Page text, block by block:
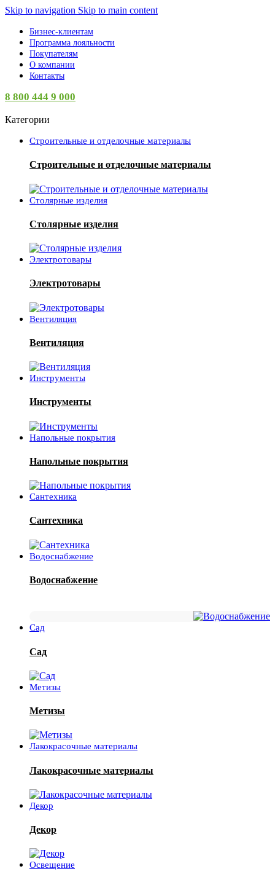
Skip to navigation Skip to main content
Бизнес-клиентам
Программа лояльности
Покупателям
О компании
Контакты
8 800 444 9 000
Категории
Строительные и отделочные материалы
Строительные и отделочные материалы
Столярные изделия
Столярные изделия
Электротовары
Электротовары
Вентиляция
Вентиляция
Инструменты
Инструменты
Напольные покрытия
Напольные покрытия
Сантехника
Сантехника
Водоснабжение
Водоснабжение
Сад
Сад
Метизы
Метизы
Лакокрасочные материалы
Лакокрасочные материалы
Декор
Декор
Освещение